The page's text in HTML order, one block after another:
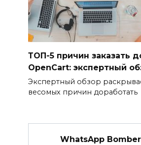
ТОП-5 причин заказать
OpenCart: экспертный
Экспертный обзор
весомых причин доработать
WhatsApp